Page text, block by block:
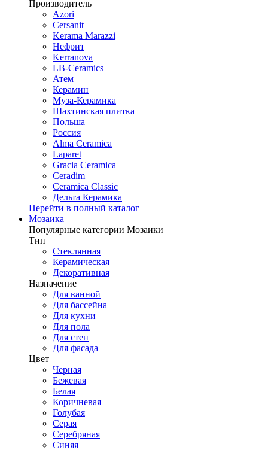
Производитель
Azori
Cersanit
Kerama Marazzi
Нефрит
Kerranova
LB-Ceramics
Атем
Керамин
Муза-Керамика
Шахтинская плитка
Польша
Россия
Alma Ceramica
Laparet
Gracia Ceramica
Ceradim
Ceramica Classic
Дельта Керамика
Перейти в полный каталог
Мозаика
Популярные категории Мозаики
Тип
Стеклянная
Керамическая
Декоративная
Назначение
Для ванной
Для бассейна
Для кухни
Для пола
Для стен
Для фасада
Цвет
Черная
Бежевая
Белая
Коричневая
Голубая
Серая
Серебряная
Синяя